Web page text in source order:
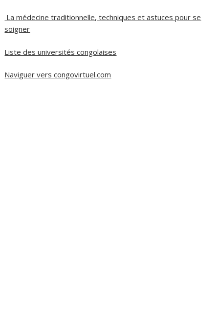
La médecine traditionnelle, techniques et astuces pour se
soigner
Liste des universités congolaises
Naviguer vers congovirtuel.com